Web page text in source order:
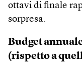
ottavi di finale
sorpresa.
Budget
(rispetto a